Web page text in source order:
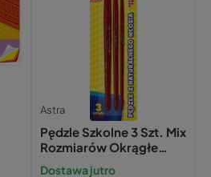
Astra
Pędzle Szkolne 3 Szt. Mix
Rozmiarów Okrągłe
Astra
Dostawa jutro